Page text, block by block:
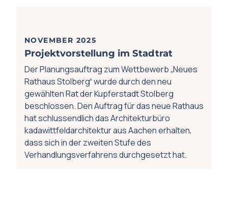
NOVEMBER 2025
Projektvorstellung im Stadtrat
Der Planungsauftrag zumWettbewerb „Neues
Rathaus Stolberg“wurde durch den neu
gewählten Rat der Kupferstadt Stolberg
beschlossen. Den Auftrag für das neue Rathaus
hat schlussendlich das Architekturbüro
kadawittfeldarchitektur aus Aachen erhalten,
dass sich in der zweiten Stufe des
Verhandlungsverfahrens durchgesetzt hat.